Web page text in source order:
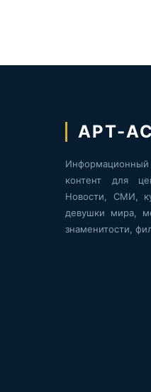
АРТ-
контент для
Новости, СМИ,
девушки мира,
знаменитости,